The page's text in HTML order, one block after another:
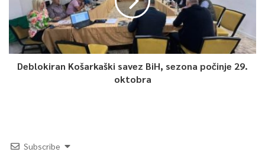
Deblokiran Košarkaški savez BiH, sezona počinje 29.
oktobra
Subscribe